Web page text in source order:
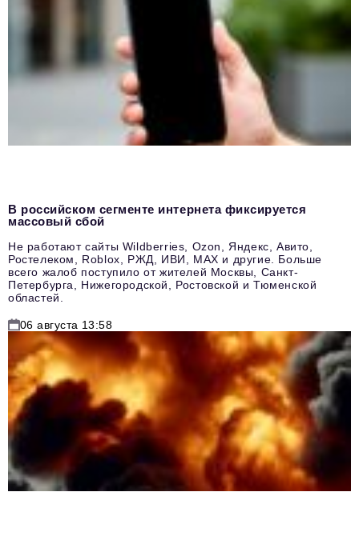
В российском сегменте интернета фиксируется
массовый сбой
Не работают сайты Wildberries, Ozon, Яндекс, Авито,
Ростелеком, Roblox, РЖД, ИВИ, MAX и другие. Больше
всего жалоб поступило от жителей Москвы, Санкт-
Петербурга, Нижегородской, Ростовской и Тюменской
областей.
06 августа 13:58